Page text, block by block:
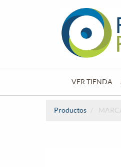
VER TIENDA
Productos